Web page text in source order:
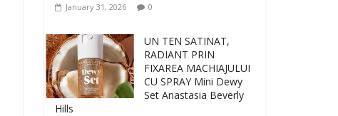
January 31, 2026 0
UN TEN SATINAT,
RADIANT PRIN
FIXAREA MACHIAJULUI
CU SPRAY Mini Dewy
Set Anastasia Beverly
Hills